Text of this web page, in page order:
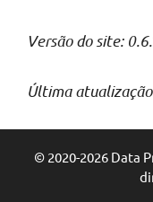
Versão do site: 0.6.
Última
© 2020-2026 Data